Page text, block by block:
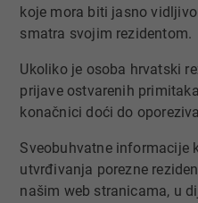
koje mora biti jasno
smatra svojim rezidentom.
Ukoliko je osoba hrvatski
prijave ostvarenih
konačnici doći do
Sveobuhvatne informacije
utvrđivanja porezne
našim web stranicama, u